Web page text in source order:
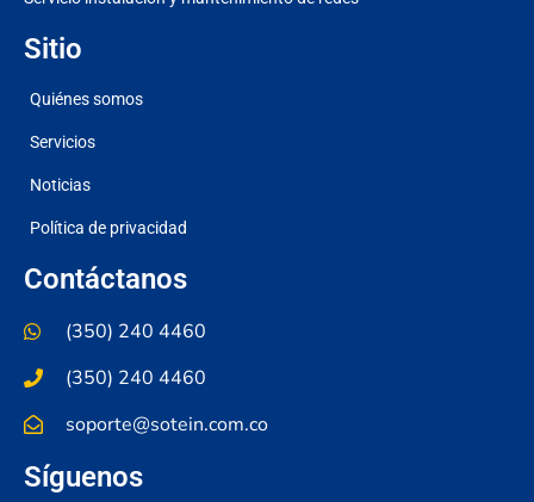
Sitio
Quiénes somos
Servicios
Noticias
Política de privacidad
Contáctanos
(350) 240 4460
(350) 240 4460
soporte@sotein.com.co
Síguenos